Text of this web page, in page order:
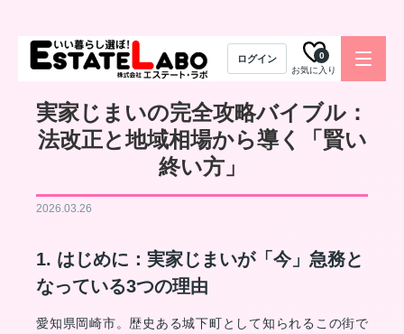
ログイン
お気に入り
0
実家じまいの完全攻略バイブル：
法改正と地域相場から導く「賢い
終い方」
2026.03.26
1. はじめに：実家じまいが「今」急務と
なっている3つの理由
愛知県岡崎市。歴史ある城下町として知られるこの街で